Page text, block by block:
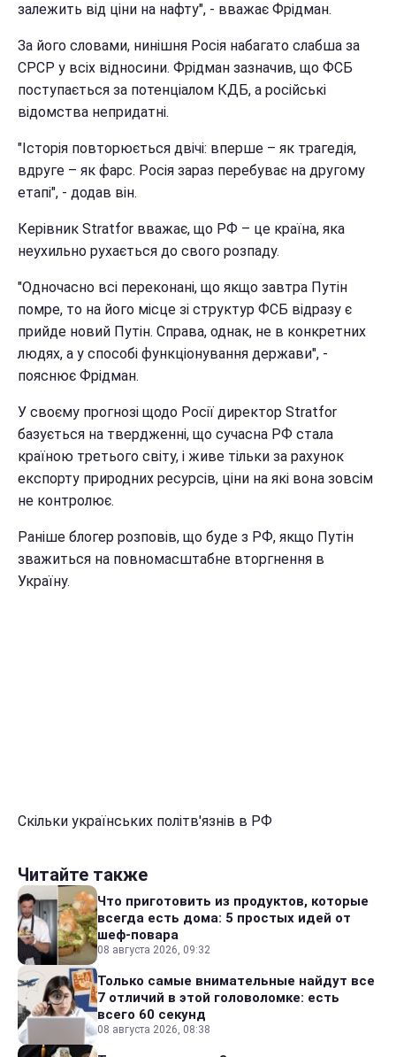
залежить від ціни на нафту", - вважає Фрідман.
За його словами, нинішня Росія набагато слабша за
СРСР у всіх відносини. Фрідман зазначив, що ФСБ
поступається за потенціалом КДБ, а російські
відомства непридатні.
"Історія повторюється двічі: вперше – як трагедія,
вдруге – як фарс. Росія зараз перебуває на другому
етапі", - додав він.
Керівник Stratfor вважає, що РФ – це країна, яка
неухильно рухається до свого розпаду.
"Одночасно всі переконані, що якщо завтра Путін
помре, то на його місце зі структур ФСБ відразу є
прийде новий Путін. Справа, однак, не в конкретних
людях, а у способі функціонування держави", -
пояснює Фрідман.
У своєму прогнозі щодо Росії директор Stratfor
базується на твердженні, що сучасна РФ стала
країною третього світу, і живе тільки за рахунок
експорту природних ресурсів, ціни на які вона зовсім
не контролює.
Раніше блогер розповів, що буде з РФ, якщо Путін
зважиться на повномасштабне вторгнення в
Україну.
Скільки українських політв'язнів в РФ
Читайте также
Что приготовить из продуктов, которые
всегда есть дома: 5 простых идей от
шеф-повара
08 августа 2026, 09:32
Только самые внимательные найдут все
7 отличий в этой головоломке: есть
всего 60 секунд
08 августа 2026, 08:38